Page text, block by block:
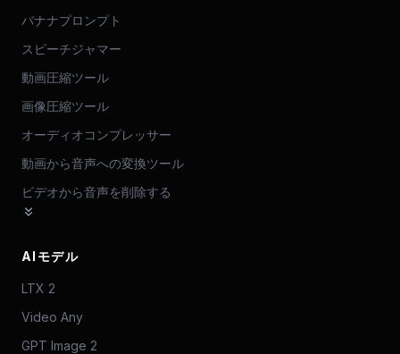
バナナプロンプト
スピーチジャマー
動画圧縮ツール
画像圧縮ツール
オーディオコンプレッサー
動画から音声への変換ツール
ビデオから音声を削除する
AIモデル
LTX 2
Video Any
GPT Image 2